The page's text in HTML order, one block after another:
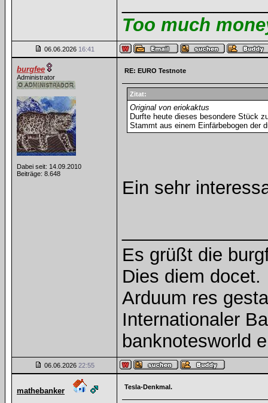
Too much
06.06.2026 16:41
burgfee
Administrator
Dabei seit: 14.09.2010
Beiträge: 8.648
RE: EURO Testnote
Zitat:
Original von eriokaktus
Durfte heute dieses besondere Stück
Stammt aus einem Einfärbebogen der
Ein sehr
Es grüßt die
Dies diem docet.
Arduum res
Internationaler
banknotesworld
06.06.2026 22:55
mathebanker Tesla-Denkmal.